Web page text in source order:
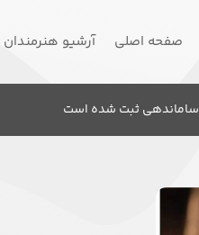
صفحه اصلی آرشیو هنرمندان
ساماندهی ثبت شده است